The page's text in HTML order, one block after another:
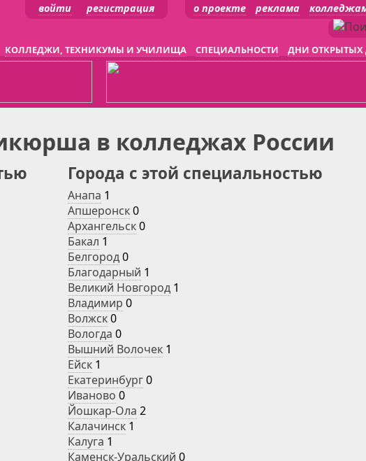
о проекте реклама
войти регистрация
КОЛЛЕДЖИ, ТЕХНИКУМЫ И УЧИЛИЩА СПЕЦИАЛЬНОСТИ ДНИ ОТКРЫТЫХ
в колледжах России
Города с этой специальностью
Анапа 1
Апшеронск0
Архангельск0
Бакал 1
Белгород0
Благодарный 1
Великий Новгород 1
Владимир 0
Волжск0
Вологда 0
Вышний Волочек 1
Ейск 1
Екатеринбург0
Иваново 0
Йошкар-Ола 2
Калачинск 1
Калуга 1
Каменск-Уральский 0